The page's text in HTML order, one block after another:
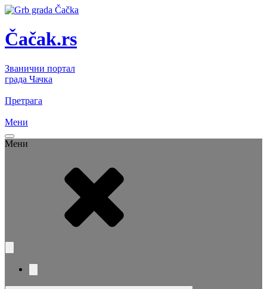
Čačak.rs
Званични портал
града Чачка
Претрага
Мени
Мени